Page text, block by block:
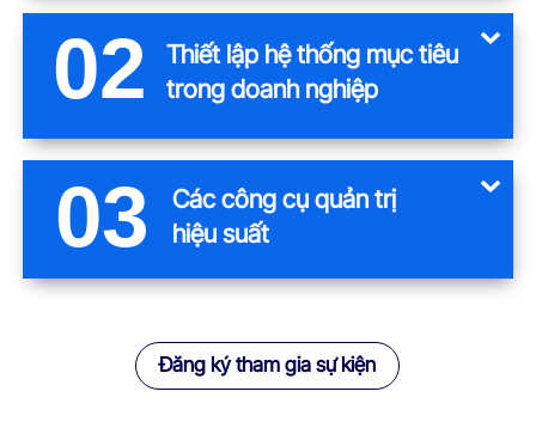
Đăng ký tham gia sự kiện
Thiết lập hệ thống mục tiêu
trong doanh nghiệp
02
Các công cụ quản trị
hiệu suất
03